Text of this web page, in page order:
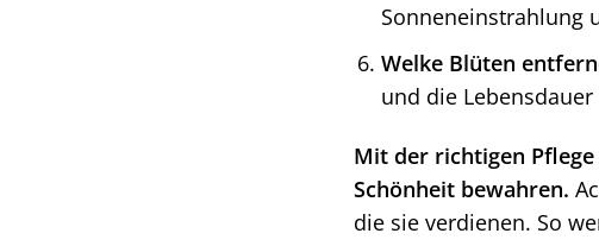
Sonneneinstrahlung
Welke Blüten
und die
Mit der richtigen
Schönheit bewahren.
die sie verdienen. So